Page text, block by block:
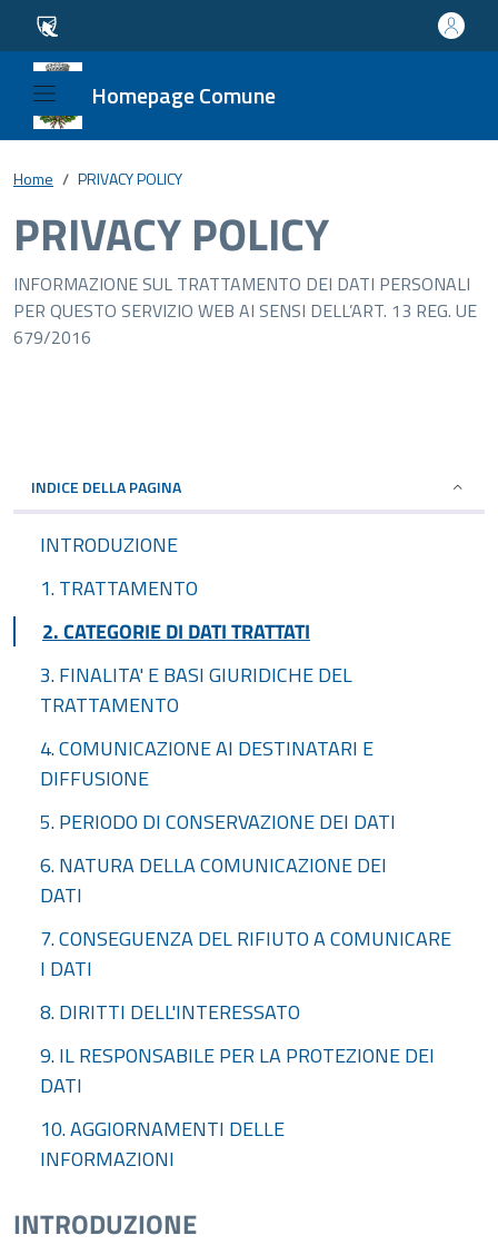
Homepage Comune
Home PRIVACY POLICY
PRIVACY POLICY
INFORMAZIONE SUL TRATTAMENTO DEI DATI PERSONALI
PER QUESTO SERVIZIO WEB AI SENSI DELL’ART. 13 REG. UE
679/2016
INDICE DELLA PAGINA
INTRODUZIONE
1. TRATTAMENTO
2. CATEGORIE DI DATI TRATTATI
3. FINALITA' E BASI GIURIDICHE DEL
TRATTAMENTO
4. COMUNICAZIONE AI DESTINATARI E
DIFFUSIONE
5. PERIODO DI CONSERVAZIONE DEI DATI
6. NATURA DELLA COMUNICAZIONE DEI
DATI
7. CONSEGUENZA DEL RIFIUTO A COMUNICARE
I DATI
8. DIRITTI DELL'INTERESSATO
9. IL RESPONSABILE PER LA PROTEZIONE DEI
DATI
10. AGGIORNAMENTI DELLE
INFORMAZIONI
INTRODUZIONE